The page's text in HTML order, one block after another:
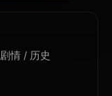
剧情 / 历史